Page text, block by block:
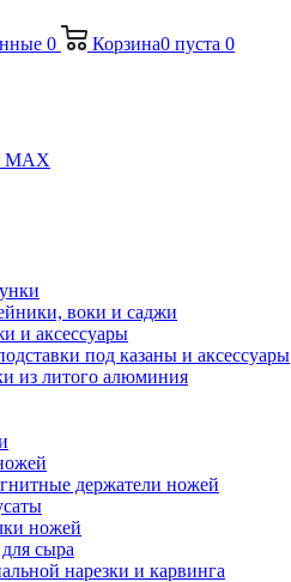
0 Корзина0 пуста 0
МАХ
воки и саджи
и аксессуары
под казаны и аксессуары
из литого алюминия
держатели ножей
ножей
сыра
нарезки и карвинга